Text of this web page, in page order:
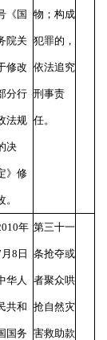
《国
院关
修改
分行
法规
决
》修
。
物；构成
犯罪的，
依法追究
刑事责
任。
年
8日
华人
共和
国务
第三十一
条抢夺或
者聚众哄
抢自然灾
害救助款